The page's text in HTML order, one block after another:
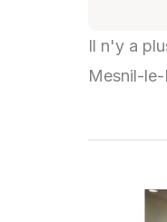
Il n'y a
Mesnil-le-